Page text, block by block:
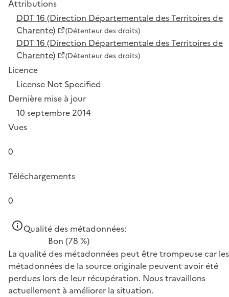
Attributions
DDT 16 (Direction Départementale des Territoires de
Charente)
(Détenteur des droits)
DDT 16 (Direction Départementale des Territoires de
Charente)
(Détenteur des droits)
Licence
License Not Specified
Dernière mise à jour
10 septembre 2014
Vues
0
Téléchargements
0
Qualité des métadonnées:
Bon (78 %)
La qualité des métadonnées peut être trompeuse car les
métadonnées de la source originale peuvent avoir été
perdues lors de leur récupération. Nous travaillons
actuellement à améliorer la situation.